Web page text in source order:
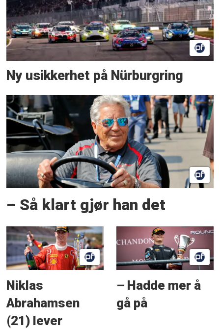
Ny usikkerhet på Nürburgring
– Så klart gjør han det
Niklas
Abrahamsen
(21) lever
– Hadde mer å
gå på